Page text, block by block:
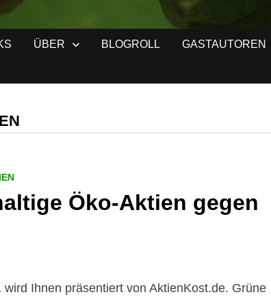
ÜBER BLOGROLL GASTAUTOREN
Öko-Aktien gegen
Ihnen präsentiert von AktienKost.de. Grüne